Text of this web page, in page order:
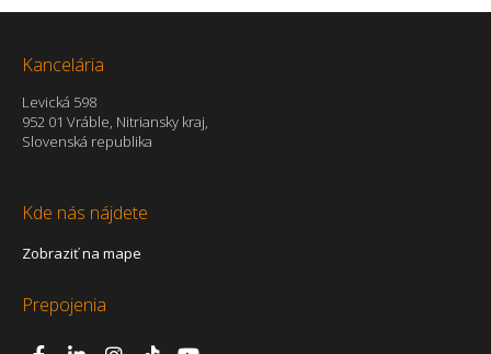
Kancelária
Levická 598
952 01 Vráble, Nitriansky kraj,
Slovenská republika
Kde nás nájdete
Zobraziť na mape
Prepojenia